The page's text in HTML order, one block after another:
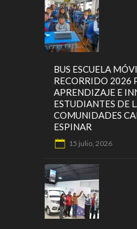
BUS ESCUELA
RECORRIDO 2026
APRENDIZAJE E
ESTUDIANTES DE
COMUNIDADES
ESPINAR
15 julio, 2026